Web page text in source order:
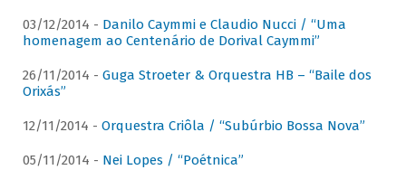
03/12/2014 - Danilo Caymmi e Claudio Nucci / “Uma
homenagem ao Centenário de Dorival Caymmi”
26/11/2014 - Guga Stroeter & Orquestra HB – “Baile dos
Orixás”
12/11/2014 - Orquestra Criôla / “Subúrbio Bossa Nova”
05/11/2014 - Nei Lopes / “Poétnica”